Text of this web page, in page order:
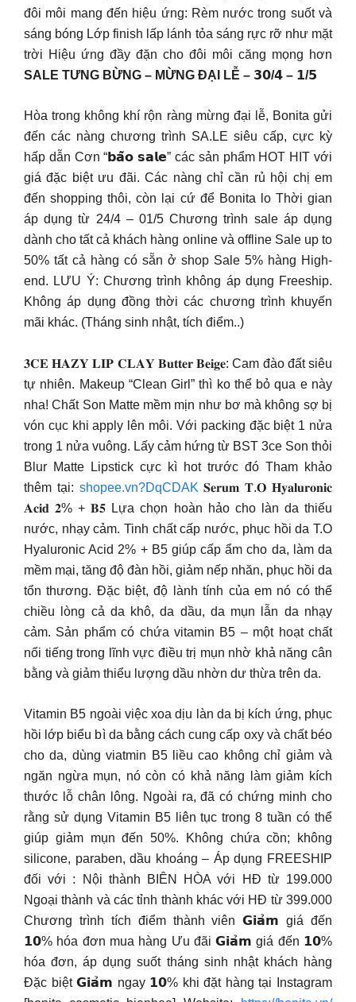
đôi môi mang đến hiệu ứng: Rèm nước trong suốt và
sáng bóng Lớp finish lấp lánh tỏa sáng rực rỡ như mặt
trời Hiệu ứng đầy đặn cho đôi môi căng mọng hơn
SALE TƯNG BỪNG – MỪNG ĐẠI LỄ – 𝟯𝟬/𝟰 – 𝟭/𝟱
Hòa trong không khí rộn ràng mừng đại lễ, Bonita gửi
đến các nàng chương trình SA.LE siêu cấp, cực kỳ
hấp dẫn Cơn “𝗯𝗮̃𝗼 𝘀𝗮𝗹𝗲” các sản phẩm HOT HIT với
giá đặc biệt ưu đãi. Các nàng chỉ cần rủ hội chị em
đến shopping thôi, còn lại cứ để Bonita lo Thời gian
áp dụng từ 24/4 – 01/5 Chương trình sale áp dụng
dành cho tất cả khách hàng online và offline Sale up to
50% tất cả hàng có sẵn ở shop Sale 5% hàng High-
end. LƯU Ý: Chương trình không áp dụng Freeship.
Không áp dụng đồng thời các chương trình khuyến
mãi khác. (Tháng sinh nhật, tích điểm..)
𝟑𝐂𝐄 𝐇𝐀𝐙𝐘 𝐋𝐈𝐏 𝐂𝐋𝐀𝐘 𝐁𝐮𝐭𝐭𝐞𝐫 𝐁𝐞𝐢𝐠𝐞: Cam đào đất siêu
tự nhiên. Makeup “Clean Girl” thì ko thể bỏ qua e này
nha! Chất Son Matte mềm mịn như bơ mà không sợ bị
vón cục khi apply lên môi. Với packing đặc biệt 1 nửa
trong 1 nửa vuông. Lấy cảm hứng từ BST 3ce Son thỏi
Blur Matte Lipstick cực kì hot trước đó Tham khảo
thêm tại: shopee.vn?DqCDAK 𝐒𝐞𝐫𝐮𝐦 𝐓.𝐎 𝐇𝐲𝐚𝐥𝐮𝐫𝐨𝐧𝐢𝐜
𝐀𝐜𝐢𝐝 𝟐% + 𝐁𝟓 Lựa chọn hoàn hảo cho làn da thiếu
nước, nhạy cảm. Tinh chất cấp nước, phục hồi da T.O
Hyaluronic Acid 2% + B5 giúp cấp ẩm cho da, làm da
mềm mại, tăng độ đàn hồi, giảm nếp nhăn, phục hồi da
tổn thương. Đặc biệt, độ lành tính của em nó có thể
chiều lòng cả da khô, da dầu, da mụn lẫn da nhạy
cảm. Sản phẩm có chứa vitamin B5 – một hoạt chất
nổi tiếng trong lĩnh vực điều trị mụn nhờ khả năng cân
bằng và giảm thiểu lượng dầu nhờn dư thừa trên da.
Vitamin B5 ngoài việc xoa dịu làn da bị kích ứng, phục
hồi lớp biểu bì da bằng cách cung cấp oxy và chất béo
cho da, dùng viatmin B5 liều cao không chỉ giảm và
ngăn ngừa mụn, nó còn có khả năng làm giảm kích
thước lỗ chân lông. Ngoài ra, đã có chứng minh cho
rằng sử dụng Vitamin B5 liên tục trong 8 tuần có thể
giúp giảm mụn đến 50%. Không chứa cồn; không
silicone, paraben, dầu khoáng – Áp dụng FREESHIP
đối với : Nội thành BIÊN HÒA với HĐ từ 199.000
Ngoại thành và các tỉnh thành khác với HĐ từ 399.000
Chương trình tích điểm thành viên 𝗚𝗶𝗮̉𝗺 giá đến
𝟭𝟬% hóa đơn mua hàng Ưu đãi 𝗚𝗶𝗮̉𝗺 giá đến 𝟭𝟬%
hóa đơn, áp dụng suốt tháng sinh nhật khách hàng
Đặc biệt 𝗚𝗶𝗮̉𝗺 ngay 𝟭𝟬% khi đặt hàng tại Instagram